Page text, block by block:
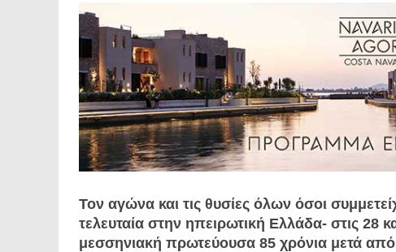
Τον αγώνα και τις θυσίες όλων όσοι
τελευταία στην ηπειρωτική Ελλάδα- στις 28
μεσσηνιακή πρωτεύουσα 85 χρόνια μετά